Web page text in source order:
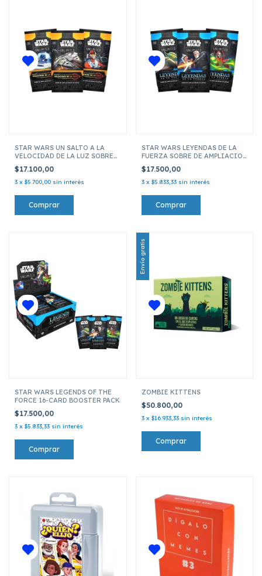
STAR WARS UN SALTO A LA
VELOCIDAD DE LA LUZ SOBRE
$17.100,00
3 x $5.700,00 sin interés
STAR WARS LEYENDAS DE LA
FUERZA SOBRE DE AMPLIACION
$17.500,00
3 x $5.833,33 sin interés
STAR WARS LEGENDS OF THE
FORCE 16-CARD BOOSTER PACK
$17.500,00
3 x $5.833,33 sin interés
Envío gratis
ZOMBIE KITTENS
$50.800,00
3 x $16.933,33 sin interés